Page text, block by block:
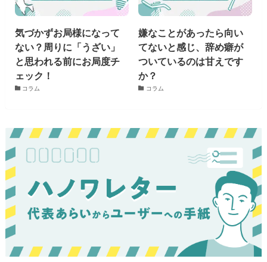
気づかずお局様になって
ない？周りに「うざい」
と思われる前にお局度チ
ェック！
コラム
嫌なことがあったら向い
てないと感じ、辞め癖が
ついているのは甘えです
か？
コラム